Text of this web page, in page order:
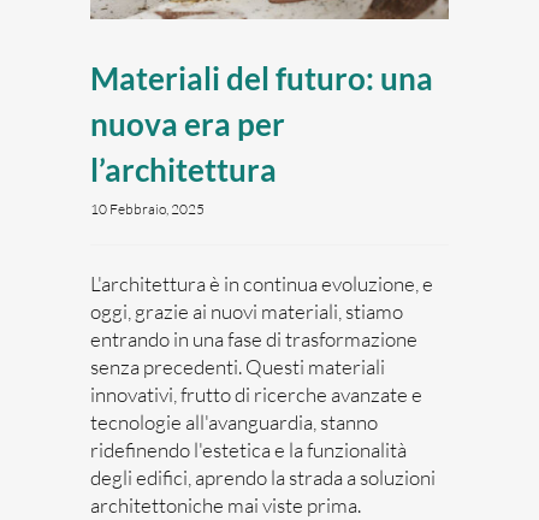
Materiali del futuro: una
nuova era per
l’architettura
10 Febbraio, 2025
L'architettura è in continua evoluzione, e
oggi, grazie ai nuovi materiali, stiamo
entrando in una fase di trasformazione
senza precedenti. Questi materiali
innovativi, frutto di ricerche avanzate e
tecnologie all'avanguardia, stanno
ridefinendo l'estetica e la funzionalità
degli edifici, aprendo la strada a soluzioni
architettoniche mai viste prima.